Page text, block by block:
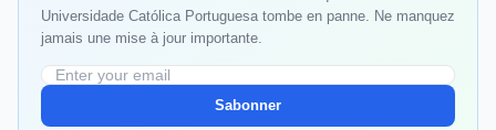
Universidade Católica Portuguesa tombe en panne. Ne manquez
jamais une mise à jour importante.
Sabonner